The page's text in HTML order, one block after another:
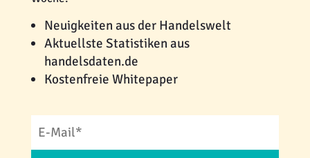
Neuigkeiten aus der Handelswelt
Aktuellste Statistiken aus
handelsdaten.de
Kostenfreie Whitepaper